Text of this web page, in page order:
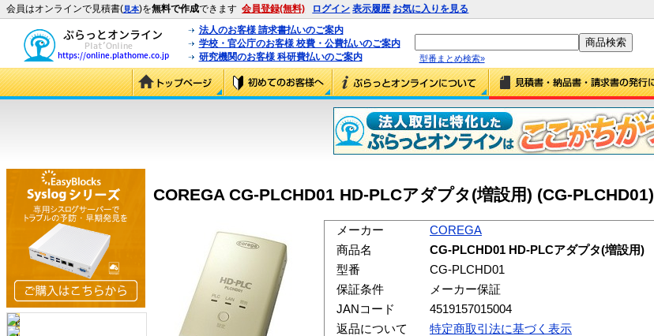
会員はオンラインで見積書(見本)を無料で作成できます 会員登録(無料) ログイン 表示履歴 お気に入りを見る
法人のお客様 請求書払いのご案内
学校・官公庁のお客様 校費・公費払いのご案内
研究機関のお客様 科研費払いのご案内
型番まとめ検索»
COREGA CG-PLCHD01 HD-PLCアダプタ(増設用) (CG-PLCHD01)
メーカー
COREGA
商品名
CG-PLCHD01 HD-PLCアダプタ(増設用)
型番
CG-PLCHD01
保証条件
メーカー保証
JANコード
4519157015004
返品について
特定商取引法に基づく表示